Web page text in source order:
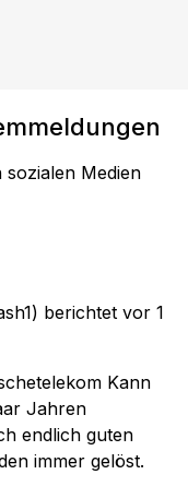
Medien
berichtet vor 1
Kann
Jahren
endlich guten
immer gelöst.